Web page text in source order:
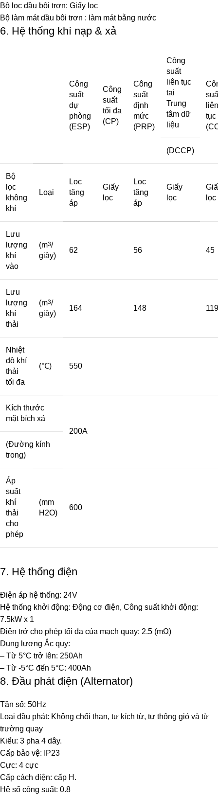
Bộ lọc dầu bôi trơn: Giấy lọc
Bộ làm mát dầu bôi trơn : làm mát bằng nước
6. Hệ thống khí nạp & xả
Công
suất
dự
phòng
(ESP)
Công
suất
tối đa
(CP)
Công
suất
định
mức
(PRP)
Công
suất
liên tục
tại
Trung
tâm dữ
liệu
liên
tục
(DCCP)
Bộ
lọc
không
khí
Loại
Lọc
tăng
áp
Giấy
lọc
Lọc
tăng
áp
Giấy
lọc
lọc
Lưu
lượng
khí
vào
(m3/
giây)
62 56 45
Lưu
lượng
khí
thải
(m3/
giây)
164 148 119
Nhiệt
độ khí
thải
tối đa
(℃) 550
Kích thước
mặt bích xả
200A
(Đường kính
trong)
Áp
suất
khí
thải
cho
phép
(mm
H2O)
600
7. Hệ thống điện
Điện áp hệ thống: 24V
Hệ thống khởi động: Động cơ điện, Công suất khởi động:
7.5kW x 1
Điện trở cho phép tối đa của mạch quay: 2.5 (mΩ)
Dung lượng Ắc quy:
– Từ 5°C trở lên: 250Ah
– Từ -5°C đến 5°C: 400Ah
8. Đầu phát điện (Alternator)
Tần số: 50Hz
Loại đầu phát: Không chổi than, tự kích từ, tự thông gió và từ
trường quay
Kiểu: 3 pha 4 dây.
Cấp bảo vệ: IP23
Cực: 4 cực
Cấp cách điện: cấp H.
Hệ số công suất: 0.8